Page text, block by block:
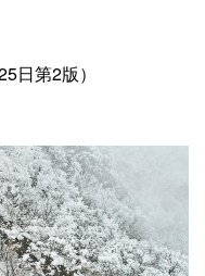
日第2版）